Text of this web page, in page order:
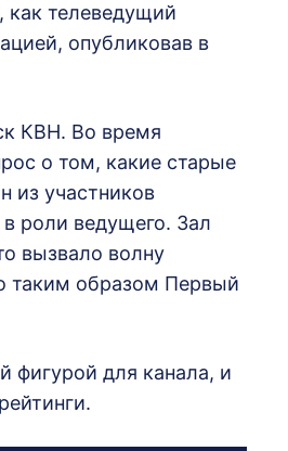
как телеведущий
опубликовав в
КВН. Во время
о том, какие старые
из участников
роли ведущего. Зал
вызвало волну
таким образом Первый
фигурой для канала, и